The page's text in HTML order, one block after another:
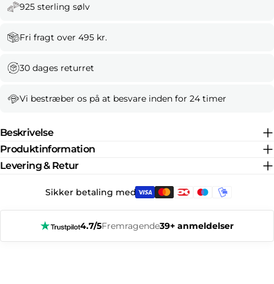
925 sterling sølv
Fri fragt over 495 kr.
30 dages returret
Vi bestræber os på at besvare inden for 24 timer
Beskrivelse
Produktinformation
Levering & Retur
Sikker betaling med:
4.7/5Fremragende39+ anmeldelser